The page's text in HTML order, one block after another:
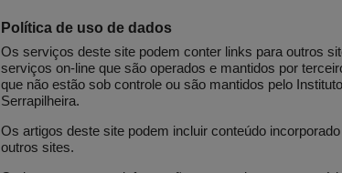
Política de uso de dados
Os serviços deste site podem conter links para outros
serviços on-line que são operados e mantidos por
que não estão sob controle ou são mantidos pelo Instituto
Serrapilheira.
Os artigos deste site podem incluir conteúdo
outros sites.